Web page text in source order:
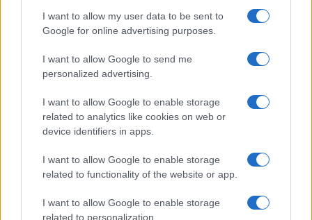
I want to allow my user data to be sent to
Google for online advertising purposes.
I want to allow Google to send me
personalized advertising.
I want to allow Google to enable storage
related to analytics like cookies on web or
device identifiers in apps.
I want to allow Google to enable storage
related to functionality of the website or app.
I want to allow Google to enable storage
related to personalization.
Samsung Galaxyk Android 16 frissítése: ezek az
One UI 8: Apró, de ütős frissítések a Samsung telefonokon
Ezen a héten indul a One UI 9 béta a Samsung Galaxy S26
készülékeken
Fontos biztonsági változás érkezik a Samsung telefonokra
További hírek